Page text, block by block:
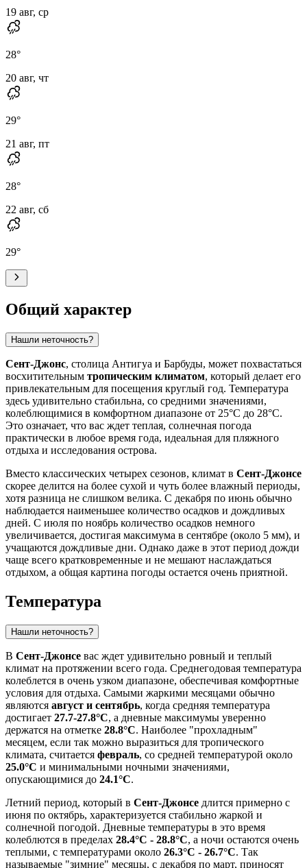
19 авг, ср
28°
20 авг, чт
29°
21 авг, пт
28°
22 авг, сб
29°
Общий характер
Нашли неточность?
Сент-Джонс, столица Антигуа и Барбуды, может похвастаться
восхитительным тропическим климатом, который делает его
привлекательным для посещения круглый год. Температура
здесь удивительно стабильна, со средними значениями,
колеблющимися в комфортном диапазоне от 25°C до 28°C.
Это означает, что вас ждет теплая, солнечная погода
практически в любое время года, идеальная для пляжного
отдыха и исследования острова.
Вместо классических четырех сезонов, климат в Сент-Джонсе
скорее делится на более сухой и чуть более влажный периоды,
хотя разница не слишком велика. С декабря по июнь обычно
наблюдается наименьшее количество осадков и дождливых
дней. С июля по ноябрь количество осадков немного
увеличивается, достигая максимума в сентябре (около 5 мм), и
учащаются дождливые дни. Однако даже в этот период дожди
чаще всего кратковременные и не мешают наслаждаться
отдыхом, а общая картина погоды остается очень приятной.
Температура
Нашли неточность?
В Сент-Джонсе вас ждет удивительно ровный и теплый
климат на протяжении всего года. Среднегодовая температура
колеблется в очень узком диапазоне, обеспечивая комфортные
условия для отдыха. Самыми жаркими месяцами обычно
являются август и сентябрь, когда средняя температура
достигает 27.7-27.8°C, а дневные максимумы уверенно
держатся на отметке 28.8°C. Наиболее "прохладным"
месяцем, если так можно выразиться для тропического
климата, считается февраль, со средней температурой около
25.0°C и минимальными ночными значениями,
опускающимися до 24.1°C.
Летний период, который в Сент-Джонсе длится примерно с
июня по октябрь, характеризуется стабильно жаркой и
солнечной погодой. Дневные температуры в это время
колеблются в пределах 28.4°C - 28.8°C, а ночи остаются очень
теплыми, с температурами около 26.3°C - 26.7°C. Так
называемые "зимние" месяцы, с декабря по март, приносят